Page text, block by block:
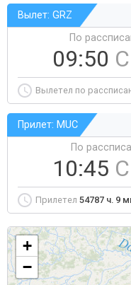
Вылет: GRZ
По
09:50
Вылетел по
Прилет: MUC
По
10:45
Прилетел 54787 ч. 9
+
−